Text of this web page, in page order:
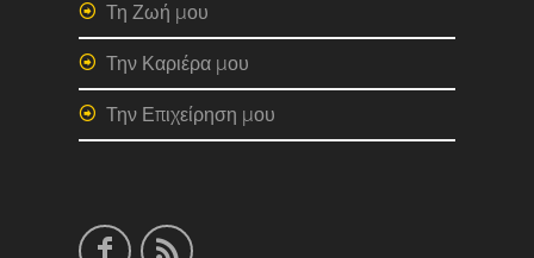
Τη Ζωή μου
Την Καριέρα μου
Την Επιχείρηση μου